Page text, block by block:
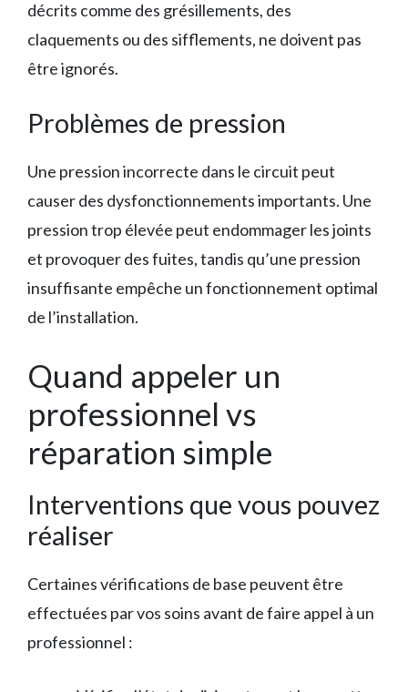
décrits comme des grésillements, des
claquements ou des sifflements, ne doivent pas
être ignorés.
Problèmes de pression
Une pression incorrecte dans le circuit peut
causer des dysfonctionnements importants. Une
pression trop élevée peut endommager les joints
et provoquer des fuites, tandis qu’une pression
insuffisante empêche un fonctionnement optimal
de l’installation.
Quand appeler un
professionnel vs
réparation simple
Interventions que vous pouvez
réaliser
Certaines vérifications de base peuvent être
effectuées par vos soins avant de faire appel à un
professionnel :